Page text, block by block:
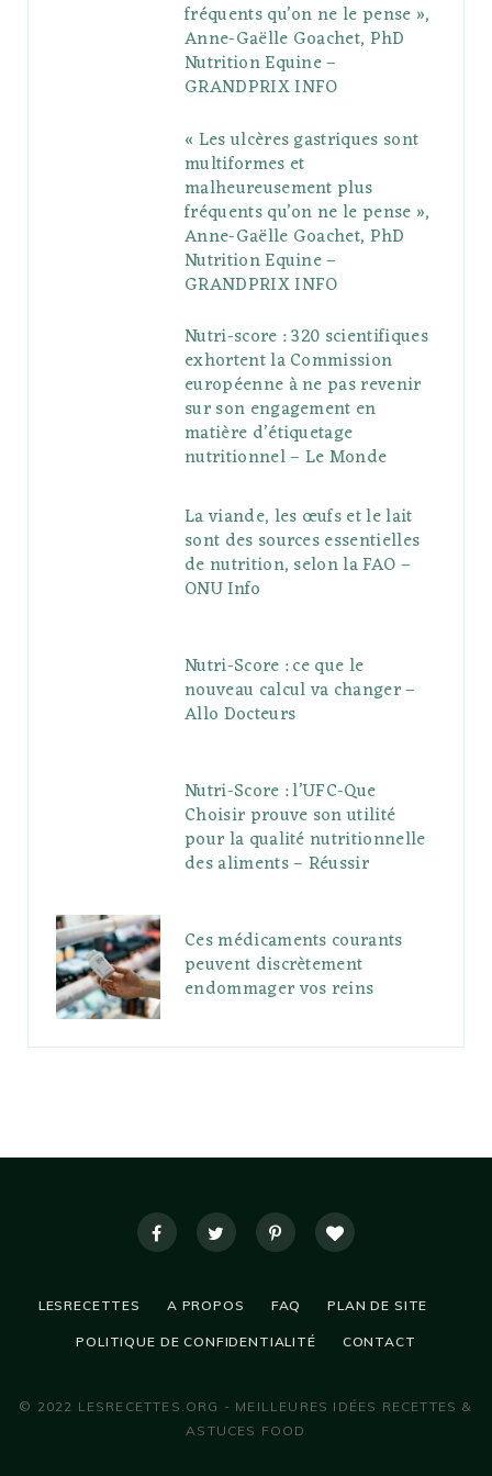
l
s
a
m
s
fréquents qu’on ne le pense »,
Anne-Gaëlle Goachet, PhD
Nutrition Equine –
GRANDPRIX INFO
« Les ulcères gastriques sont
multiformes et
malheureusement plus
fréquents qu’on ne le pense »,
Anne-Gaëlle Goachet, PhD
Nutrition Equine –
GRANDPRIX INFO
Nutri-score : 320 scientifiques
exhortent la Commission
européenne à ne pas revenir
sur son engagement en
matière d’étiquetage
nutritionnel – Le Monde
La viande, les œufs et le lait
sont des sources essentielles
de nutrition, selon la FAO –
ONU Info
Nutri-Score : ce que le
nouveau calcul va changer –
Allo Docteurs
Nutri-Score : l’UFC-Que
Choisir prouve son utilité
pour la qualité nutritionnelle
des aliments – Réussir
Ces médicaments courants
peuvent discrètement
endommager vos reins
LESRECETTES A PROPOS FAQ PLAN DE SITE
POLITIQUE DE CONFIDENTIALITÉ CONTACT
© 2022 LESRECETTES.ORG - MEILLEURES IDÉES RECETTES &
ASTUCES FOOD